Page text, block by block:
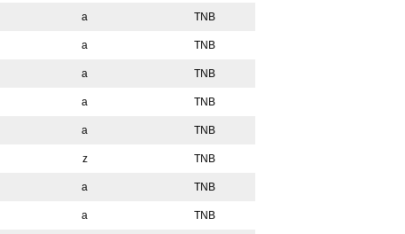
a TNB
a TNB
a TNB
a TNB
a TNB
z TNB
a TNB
a TNB